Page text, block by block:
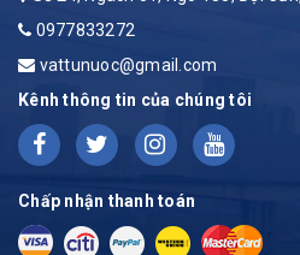
0977833272
vattunuoc@gmail.com
Kênh thông tin của chúng tôi
Chấp nhận thanh toán